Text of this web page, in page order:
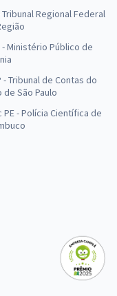
Tribunal Regional Federal
- Ministério Público de
- Tribunal de Contas do
de São Paulo
PE - Polícia Científica de